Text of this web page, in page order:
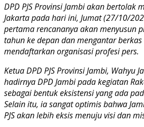
DPD PJS Provinsi Jambi akan bertolak
Jakarta pada hari ini, Jumat (27/10/
pertama rencananya akan menyusun
tahun ke depan dan mengantar
mendaftarkan organisasi profesi pers.
Ketua DPD PJS Provinsi Jambi, Wahyu
hadirnya DPD Jambi pada kegiatan
sebagai bentuk eksistensi yang ada
Selain itu, ia sangat optimis bahwa
PJS akan lebih eksis menuju visi dan